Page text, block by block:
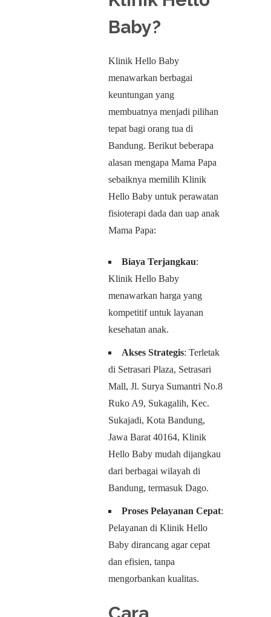
Baby?
Klinik Hello Baby
menawarkan berbagai
keuntungan yang
membuatnya menjadi pilihan
tepat bagi orang tua di
Bandung. Berikut beberapa
alasan mengapa Mama Papa
sebaiknya memilih Klinik
Hello Baby untuk perawatan
fisioterapi dada dan uap anak
Mama Papa:
Biaya Terjangkau:
Klinik Hello Baby
menawarkan harga yang
kompetitif untuk layanan
kesehatan anak.
Akses Strategis: Terletak
di Setrasari Plaza, Setrasari
Mall, Jl. Surya Sumantri No.8
Ruko A9, Sukagalih, Kec.
Sukajadi, Kota Bandung,
Jawa Barat 40164, Klinik
Hello Baby mudah dijangkau
dari berbagai wilayah di
Bandung, termasuk Dago.
Proses Pelayanan Cepat:
Pelayanan di Klinik Hello
Baby dirancang agar cepat
dan efisien, tanpa
mengorbankan kualitas.